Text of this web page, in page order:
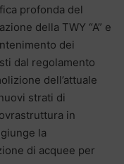
profonda del
della TWY “A” e
dei
dal regolamento
dell’attuale
strati di
in
la
di acquee per